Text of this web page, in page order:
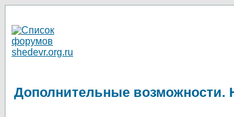
Дополнительные возможности.